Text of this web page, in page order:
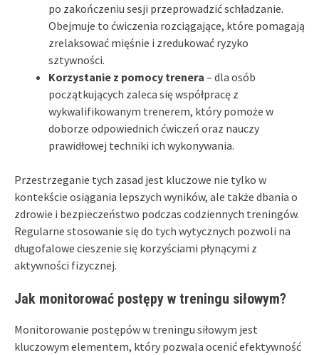
po zakończeniu sesji przeprowadzić schładzanie.
Obejmuje to ćwiczenia rozciągające, które pomagają
zrelaksować mięśnie i zredukować ryzyko
sztywności.
Korzystanie z pomocy trenera – dla osób
początkujących zaleca się współpracę z
wykwalifikowanym trenerem, który pomoże w
doborze odpowiednich ćwiczeń oraz nauczy
prawidłowej techniki ich wykonywania.
Przestrzeganie tych zasad jest kluczowe nie tylko w
kontekście osiągania lepszych wyników, ale także dbania o
zdrowie i bezpieczeństwo podczas codziennych treningów.
Regularne stosowanie się do tych wytycznych pozwoli na
długofalowe cieszenie się korzyściami płynącymi z
aktywności fizycznej.
Jak monitorować postępy w treningu siłowym?
Monitorowanie postępów w treningu siłowym jest
kluczowym elementem, który pozwala ocenić efektywność